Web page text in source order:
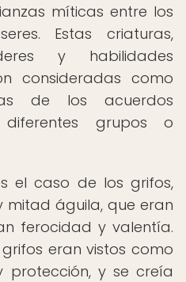
míticas entre los
Estas criaturas,
y habilidades
consideradas como
de los acuerdos
grupos o
el caso de los grifos,
mitad águila, que eran
ferocidad y valentía.
eran vistos como
protección, y se creía